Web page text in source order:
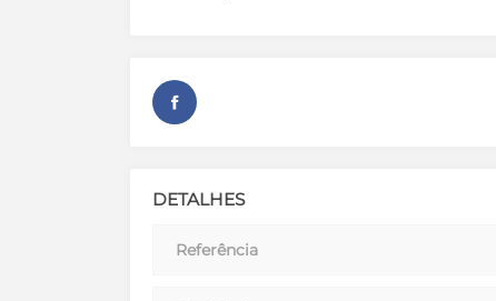
DETALHES
Referência